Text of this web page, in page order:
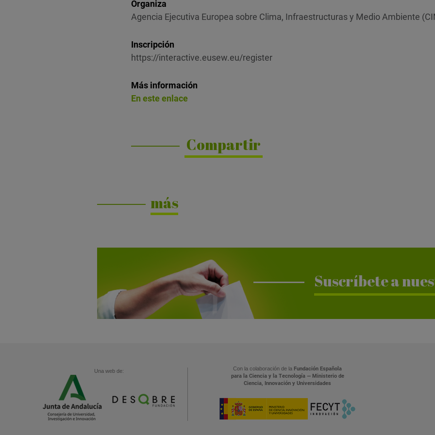
Organiza
Agencia Ejecutiva Europea sobre Clima, Infraestructuras y Medio Ambiente
Inscripción
https://interactive.eusew.eu/register
Más información
En este enlace
Compartir
más
Suscríbete a
Una web de: Con la colaboración de la Fundación Española
para la Ciencia y la Tecnología — Ministerio de
Ciencia, Innovación y Universidades